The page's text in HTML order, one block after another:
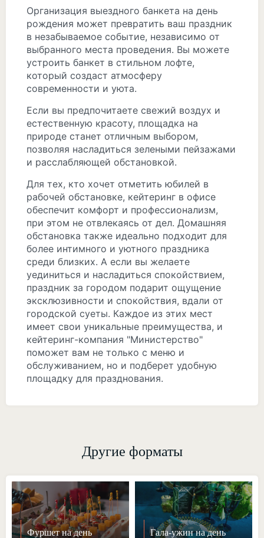
Организация выездного банкета на день
рождения может превратить ваш праздник
в незабываемое событие, независимо от
выбранного места проведения. Вы можете
устроить банкет в стильном лофте,
который создаст атмосферу
современности и уюта.
Если вы предпочитаете свежий воздух и
естественную красоту, площадка на
природе станет отличным выбором,
позволяя насладиться зелеными пейзажами
и расслабляющей обстановкой.
Для тех, кто хочет отметить юбилей в
рабочей обстановке, кейтеринг в офисе
обеспечит комфорт и профессионализм,
при этом не отвлекаясь от дел. Домашняя
обстановка также идеально подходит для
более интимного и уютного праздника
среди близких. А если вы желаете
уединиться и насладиться спокойствием,
праздник за городом подарит ощущение
эксклюзивности и спокойствия, вдали от
городской суеты. Каждое из этих мест
имеет свои уникальные преимущества, и
кейтеринг-компания "Министерство"
поможет вам не только с меню и
обслуживанием, но и подберет удобную
площадку для празднования.
Другие форматы
Фуршет на день
Гала-ужин на день